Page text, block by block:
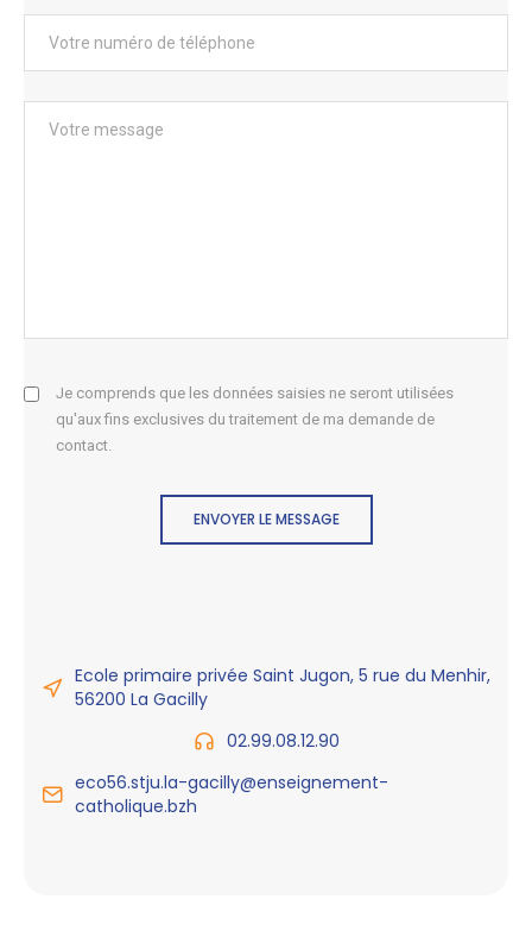
Je comprends que les données saisies ne seront utilisées
qu'aux fins exclusives du traitement de ma demande de
contact.
ENVOYER LE MESSAGE
Ecole primaire privée Saint Jugon, 5 rue du Menhir,
56200 La Gacilly
02.99.08.12.90
eco56.stju.la-gacilly@enseignement-
catholique.bzh